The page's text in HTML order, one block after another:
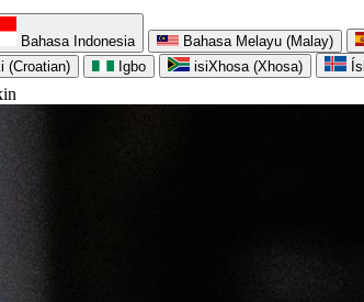
Bahasa Indonesia Bahasa Melayu (Malay)
(Croatian) Igbo isiXhosa (Xhosa)